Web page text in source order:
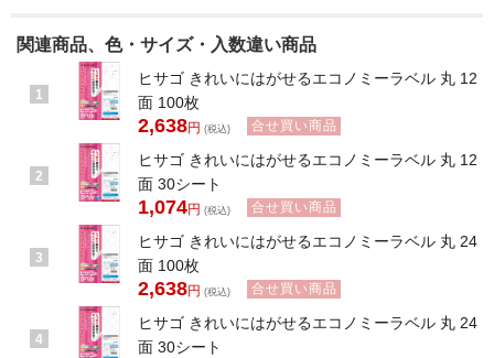
関連商品、色・サイズ・入数違い商品
1
ヒサゴ きれいにはがせるエコノミーラベル 丸 12
面 100枚
2,638円 (税込) 合せ買い商品
2
ヒサゴ きれいにはがせるエコノミーラベル 丸 12
面 30シート
1,074円 (税込) 合せ買い商品
3
ヒサゴ きれいにはがせるエコノミーラベル 丸 24
面 100枚
2,638円 (税込) 合せ買い商品
4
ヒサゴ きれいにはがせるエコノミーラベル 丸 24
面 30シート